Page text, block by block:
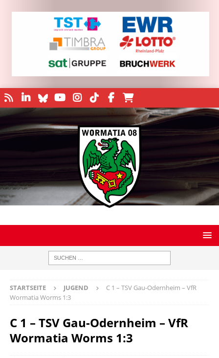
STARTSEITE JUGEND
C 1 – TSV Gau-Odernheim – VfR
Wormatia Worms 1:3
C 1 – TSV Gau-Odernheim – VfR
Wormatia Worms 1:3